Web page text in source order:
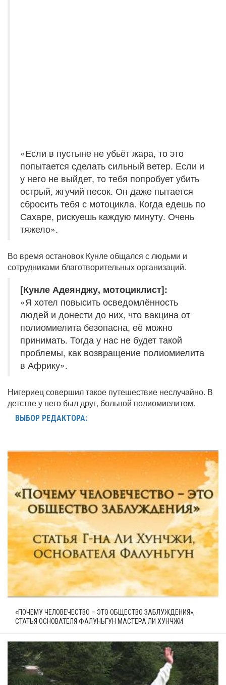
«Если в пустыне не убьёт жара, то это
попытается сделать сильный ветер. Если и
у него не выйдет, то тебя попробует убить
острый, жгучий песок. Он даже пытается
сбросить тебя с мотоцикла. Когда едешь по
Сахаре, рискуешь каждую минуту. Очень
тяжело».
Во время остановок Кунле общался с людьми и
сотрудниками благотворительных организаций.
[Кунле Адеянджу, мотоциклист]:
«Я хотел повысить осведомлённость
людей и донести до них, что вакцина от
полиомиелита безопасна, её можно
принимать. Тогда у нас не будет такой
проблемы, как возвращение полиомиелита
в Африку».
Нигериец совершил такое путешествие неслучайно. В
детстве у него был друг, больной полиомиелитом.
ВЫБОР РЕДАКТОРА:
«ПОЧЕМУ ЧЕЛОВЕЧЕСТВО – ЭТО ОБЩЕСТВО ЗАБЛУЖДЕНИЯ»,
СТАТЬЯ ОСНОВАТЕЛЯ ФАЛУНЬГУН МАСТЕРА ЛИ ХУНЧЖИ